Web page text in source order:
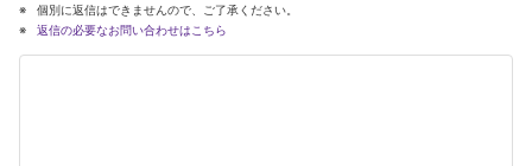
個別に返信はできませんので、ご了承ください。
返信の必要なお問い合わせはこちら